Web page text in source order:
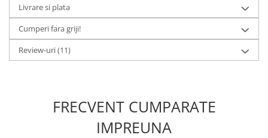
Livrare si plata
Cumperi fara griji!
Review-uri(11)
FRECVENT CUMPARATE
IMPREUNA